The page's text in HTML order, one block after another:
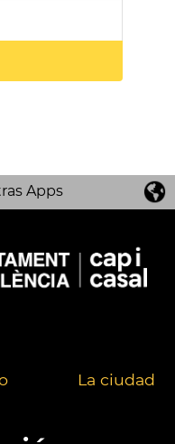
Apps
La ciudad